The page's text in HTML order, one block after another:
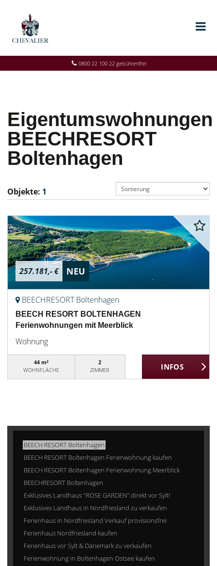
0800 22 100 22 gebührenfrei
Eigentumswohnungen
BEECHRESORT
Boltenhagen
Objekte: 1
257.181,- € NEU
BEECHRESORT Boltenhagen
BEECH RESORT BOLTENHAGEN
Ferienwohnungen mit Meerblick
Wohnung
44 m²
WOHNFLÄCHE
2
ZIMMER
BEECH RESORT Boltenhagen
BEECH RESORT Boltenhagen Ferienwohnung kaufen
BEECH RESORT Boltenhagen Ferienwohnung Meerblick
BEECHRESORT Boltenhagen
Exklusives Landhaus "ROSE GARDEN" direkt vor Sylt!
Exklusives Landhaus in Nordfriesland zu verkaufen
Ferienhaus in Nordfriesland Verkauf provisionsfrei
Ferienhaus Nordfriesland kaufen
Ferienhaus vor Sylt & Dänemark zu verkaufen
Ferienwohnung in Boltenhagen Ostsee kaufen